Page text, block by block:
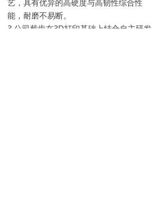
艺，具有优异的高硬度与高韧性综合性
能，耐磨不易断。
3.公司截齿在3D打印基础上结合自主研发